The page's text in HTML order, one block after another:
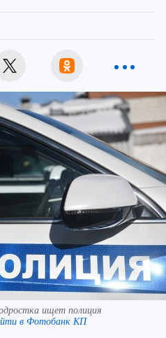
ищет полиция
в Фотобанк КП